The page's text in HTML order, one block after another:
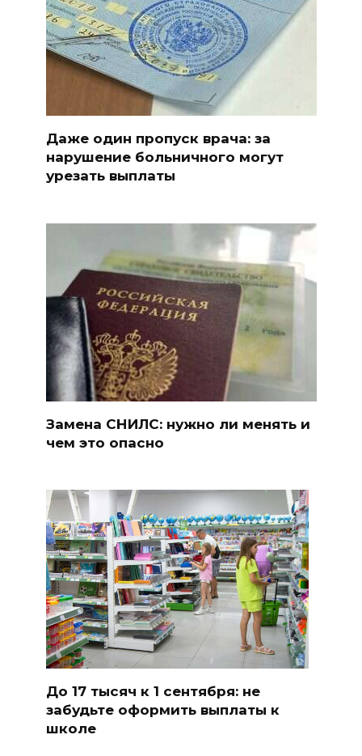
Даже один пропуск врача: за
нарушение больничного могут
урезать выплаты
Замена СНИЛС: нужно ли менять и
чем это опасно
До 17 тысяч к 1 сентября: не
забудьте оформить выплаты к
школе